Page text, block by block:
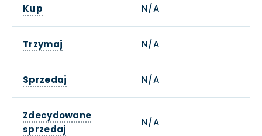
Kup N/A
Trzymaj N/A
Sprzedaj N/A
Zdecydowane
sprzedaj
N/A